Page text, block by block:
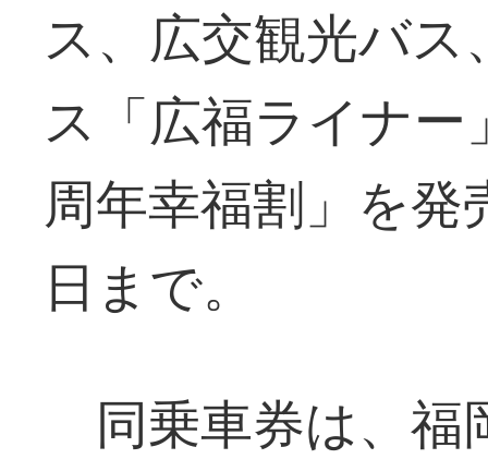
ス、広交観光バ
ス「広福ライナ
周年幸福割」を
日まで。
同乗車券は、福